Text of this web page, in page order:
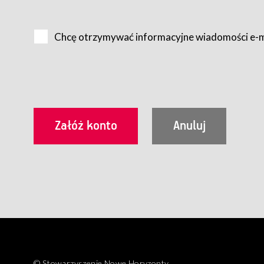
Usługobiorca przed rozpoczęciem korzystania z
utrwalenie i wydrukowanie.
§ 3
Korzystanie ze wszystkich aplikacji Serwisu może być
Chcę otrzymywać informacyjne wiadomości e-